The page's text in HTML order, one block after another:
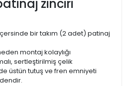
zinciri
bir takım (2 adet) patinaj
montaj kolaylığı
sertleştirilmiş çelik
üstün tutuş ve fren emniyeti